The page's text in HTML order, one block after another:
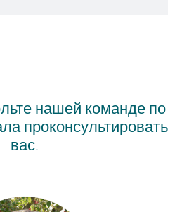
нашей команде по
проконсультировать
вас.